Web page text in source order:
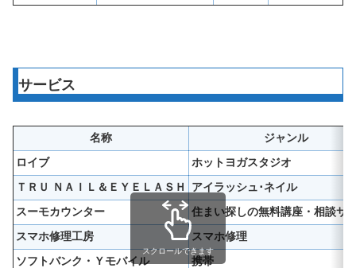
サービス
名称 ジャンル
ロイブ ホットヨガスタジオ
ＴＲＵ ＮＡＩＬ＆ＥＹＥＬＡＳＨ アイラッシュ･ネイル
スーモカウンター 住まい探しの無料講座・相談サ
スマホ修理工房 スマホ修理
ソフトバンク・Ｙモバイル 携帯
スクロールできます